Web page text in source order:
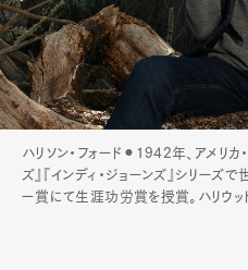
ハリソン・フォード⚫︎1942年、アメリカ
ズ』『インディ・ジョーンズ』シリー
ー賞にて生涯功労賞を授賞。ハリウッ